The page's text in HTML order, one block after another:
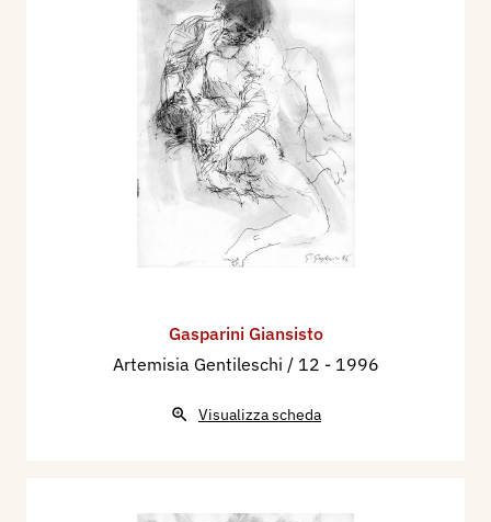
Gasparini Giansisto
Artemisia Gentileschi / 12 - 1996
Visualizza scheda